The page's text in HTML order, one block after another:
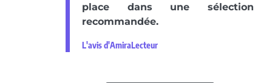
place dans une sélection
recommandée.
L'avis d'AmiraLecteur